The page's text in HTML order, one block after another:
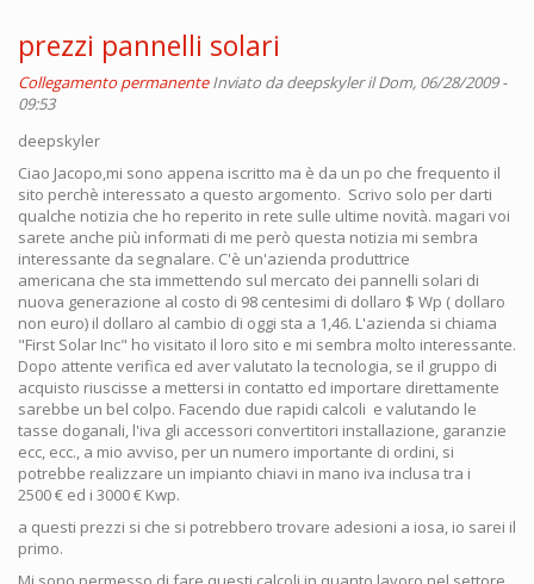
prezzi pannelli solari
Collegamento permanente Inviato dadeepskyleril Dom, 06/28/2009 -
09:53
deepskyler
Ciao Jacopo,mi sono appena iscritto ma è da un po che frequento il
sito perchè interessato a questo argomento. Scrivo solo per darti
qualche notizia che ho reperito in rete sulle ultime novità. magari voi
sarete anche più informati di me però questa notizia mi sembra
interessante da segnalare. C'è un'azienda produttrice
americana che sta immettendo sul mercato dei pannelli solari di
nuova generazione al costo di 98 centesimi di dollaro $ Wp ( dollaro
non euro) il dollaro al cambio di oggi sta a 1,46. L'azienda si chiama
"First Solar Inc" ho visitato il loro sito e mi sembra molto interessante.
Dopo attente verifica ed aver valutato la tecnologia, se il gruppo di
acquisto riuscisse a mettersi in contatto ed importare direttamente
sarebbe un bel colpo. Facendo due rapidi calcoli e valutando le
tasse doganali, l'iva gli accessori convertitori installazione, garanzie
ecc, ecc., a mio avviso, per un numero importante di ordini, si
potrebbe realizzare un impianto chiavi in mano iva inclusa tra i
2500 € ed i 3000 € Kwp.
a questi prezzi si che si potrebbero trovare adesioni a iosa, io sarei il
primo.